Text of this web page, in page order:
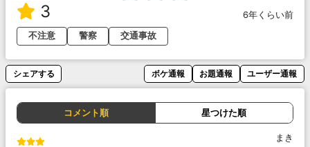
3
6年くらい前
不注意
警察 交通事故
シェアする ボケ通報 お題通報 ユーザー通報
コメント順 星つけた順
まき